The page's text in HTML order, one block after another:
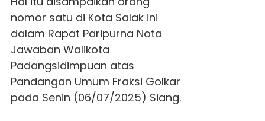
nomor satu di Kota Salak ini
dalam Rapat Paripurna Nota
Jawaban Walikota
Padangsidimpuan atas
Pandangan Umum Fraksi Golkar
pada Senin (06/07/2025) Siang.